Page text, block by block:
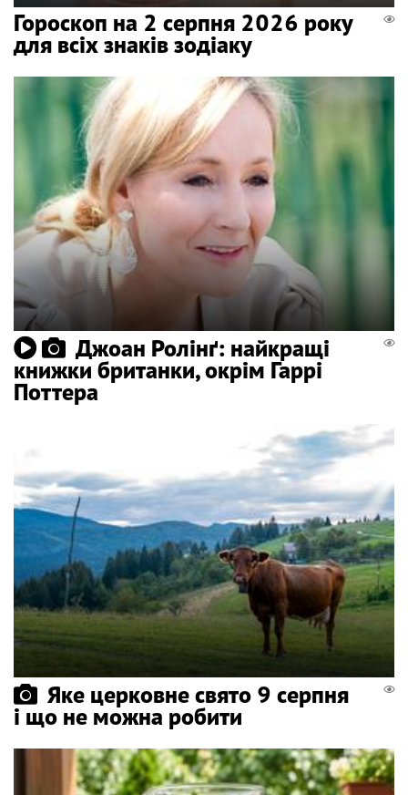
Гороскоп на 2 серпня 2026 року
для всіх знаків зодіаку
Джоан Ролінґ: найкращі
книжки британки, окрім Гаррі
Поттера
Яке церковне свято 9 серпня
і що не можна робити